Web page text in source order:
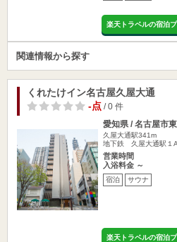
楽天トラベルの宿泊
関連情報から探す
くれたけイン名古屋久屋大通
-点 / 0 件
愛知県 / 名古屋市
久屋大通駅341m
地下鉄 久屋大通駅１
営業時間
入浴料金 ～
宿泊 サウナ
楽天トラベルの宿泊